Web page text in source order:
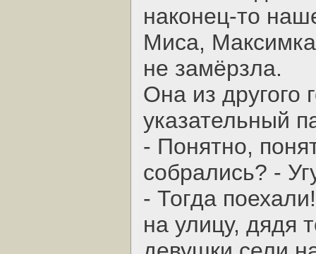
наконец-то
Миса,
не замёрзла.
Она из другого
указательный
- Понятно,
собрались? -
- Тогда
на улицу, дядя